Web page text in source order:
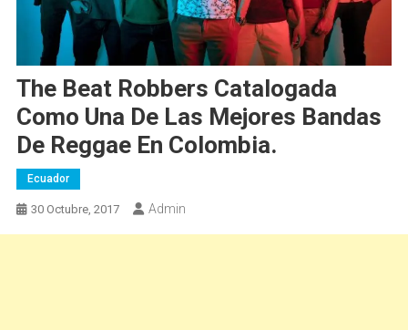
The Beat Robbers Catalogada
Como Una De Las Mejores Bandas
De Reggae En Colombia.
Ecuador
30 Octubre, 2017 Admin